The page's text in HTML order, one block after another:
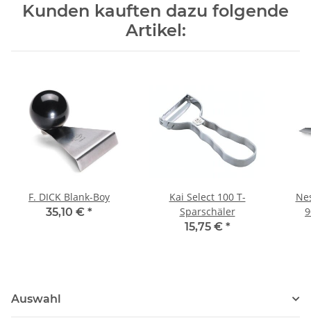
Kunden kauften dazu folgende
Artikel:
F. DICK Blank-Boy
35,10 € *
Kai Select 100 T-
Sparschäler
15,75 € *
Auswahl